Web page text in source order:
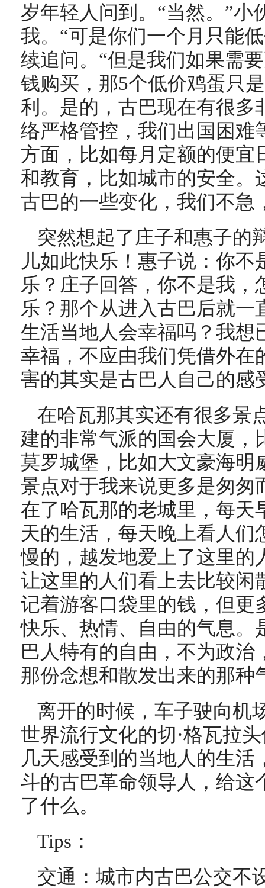
岁年轻人问到。“当然。”小
我。“可是你们一个月只能
续追问。“但是我们如果需
钱购买，那5个低价鸡蛋只
利。是的，古巴现在有很多
络严格管控，我们出国困难
方面，比如每月定额的便宜
和教育，比如城市的安全。
古巴的一些变化，我们不急
突然想起了庄子和惠子的
儿如此快乐！惠子说：你
乐？庄子回答，你不是我，
乐？那个从进入古巴后就一
生活当地人会幸福吗？我想
幸福，不应由我们凭借外在
害的其实是古巴人自己的感
在哈瓦那其实还有很多景
建的非常气派的国会大厦，
莫罗城堡，比如大文豪海明
景点对于我来说更多是匆匆
在了哈瓦那的老城里，每天
天的生活，每天晚上看人们
慢的，越发地爱上了这里的
让这里的人们看上去比较闲
记着游客口袋里的钱，但更
快乐、热情、自由的气息。
巴人特有的自由，不为政
那份念想和散发出来的那种
离开的时候，车子驶向机
世界流行文化的切·格瓦拉
几天感受到的当地人的生
斗的古巴革命领导人，给这
了什么。
Tips：
交通：城市内古巴公交不